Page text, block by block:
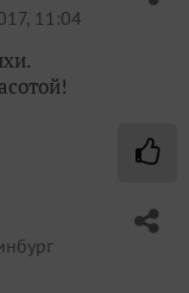
11:04